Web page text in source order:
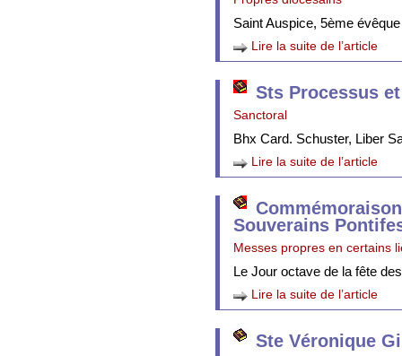
Saint Auspice, 5ème
Lire la suite de l’article
Sts Processus
Sanctoral
Bhx Card. Schuster, Liber
Lire la suite de l’article
Souverains
Messes propres en certains
Le Jour octave de la fête
Lire la suite de l’article
Ste Véronique